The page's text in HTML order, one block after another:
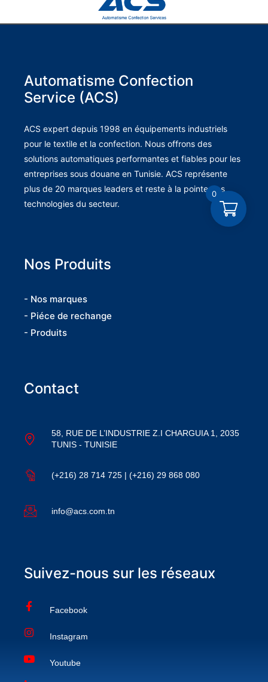
Automatisme Confection
Service (ACS)
ACS expert depuis 1998 en équipements industriels
pour le textile et la confection. Nous offrons des
solutions automatiques performantes et fiables pour les
entreprises sous douane en Tunisie. ACS représente
plus de 20 marques leaders et reste à la pointe des
technologies du secteur.
Nos Produits
- Nos marques
- Piéce de rechange
- Produits
Contact
58, RUE DE L’INDUSTRIE Z.I CHARGUIA 1, 2035
TUNIS - TUNISIE
(+216) 28 714 725 | (+216) 29 868 080
info@acs.com.tn
Suivez-nous sur les réseaux
Facebook
Instagram
Youtube
0